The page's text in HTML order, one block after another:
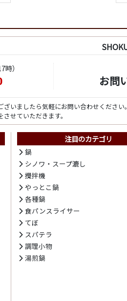
）
お問
いましたら気軽にお問い合わせくださ
せていただきます。
注目のカテゴリ
鍋
シノワ・スープ漉し
攪拌機
やっとこ鍋
各種鍋
食パンスライサー
てぼ
スパテラ
調理小物
湯煎鍋